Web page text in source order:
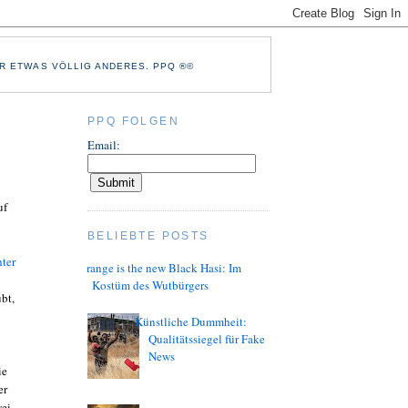
ETWAS VÖLLIG ANDERES. PPQ ®©
PPQ FOLGEN
Email:
BELIEBTE POSTS
Orange is the new Black Hasi: Im
Kostüm des Wutbürgers
Künstliche Dummheit:
Qualitätssiegel für Fake
News